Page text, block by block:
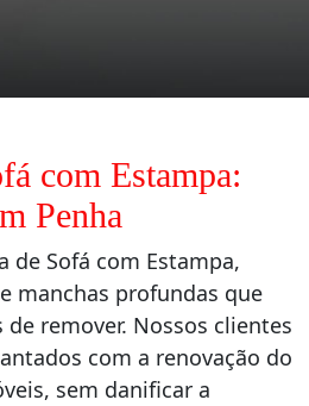
com Estampa:
Penha
de Sofá com Estampa,
manchas profundas que
remover. Nossos clientes
com a renovação do
sem danificar a